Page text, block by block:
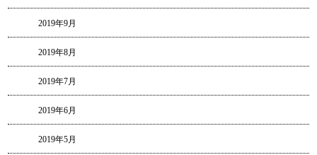
2019年9月
2019年8月
2019年7月
2019年6月
2019年5月